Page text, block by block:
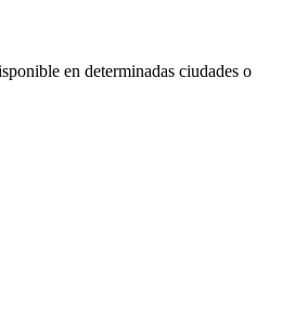
en determinadas ciudades o